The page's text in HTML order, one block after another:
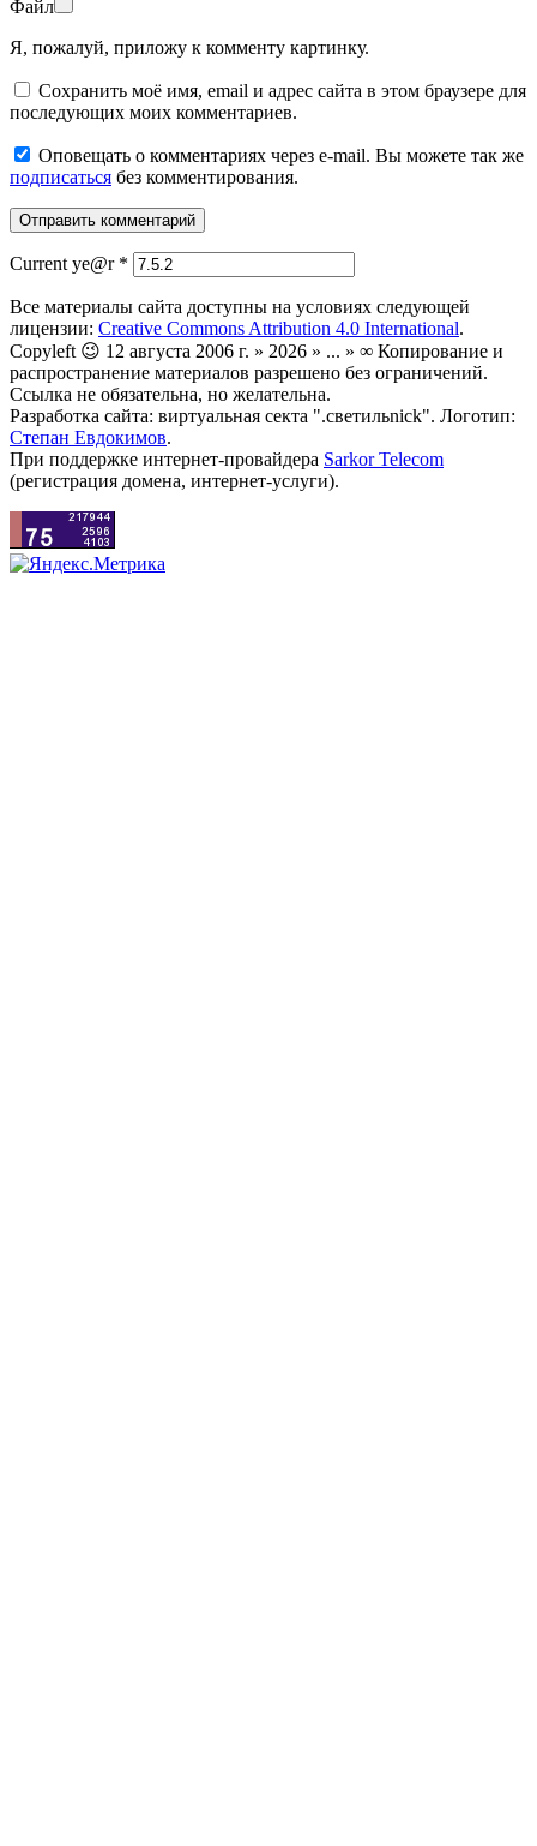
Файл
Я, пожалуй, приложу к комменту картинку.
Сохранить моё имя, email и адрес сайта в этом браузере для
последующих моих комментариев.
Оповещать о комментариях через e-mail. Вы можете так же
подписаться без комментирования.
Current ye@r *
Все материалы сайта доступны на условиях следующей
лицензии: Creative Commons Attribution 4.0 International.
Copyleft 😉 12 августа 2006 г. » 2026 » ... » ∞ Копирование и
распространение материалов разрешено без ограничений.
Ссылка не обязательна, но желательна.
Разработка сайта: виртуальная секта ".светильnick". Логотип:
Степан Евдокимов.
При поддержке интернет-провайдера Sarkor Telecom
(регистрация домена, интернет-услуги).